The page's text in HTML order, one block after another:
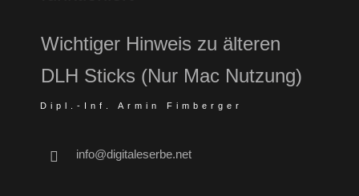
Wichtiger Hinweis zu älteren
DLH Sticks (Nur Mac Nutzung)
Dipl.-Inf. Armin Fimberger
info@digitaleserbe.net